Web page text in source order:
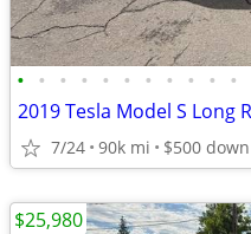
• • • • • • • • • • •
2019 Tesla Model S Long
7/24 90k mi $500
$25,980